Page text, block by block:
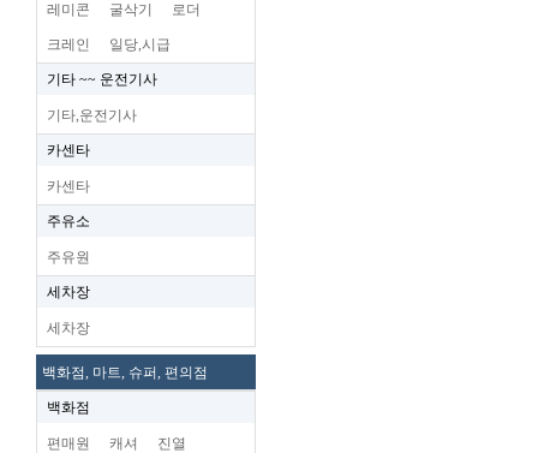
레미콘 굴삭기 로더
크레인 일당,시급
기타 ~~ 운전기사
기타,운전기사
카센타
카센타
주유소
주유원
세차장
세차장
백화점, 마트, 슈퍼, 편의점
백화점
편매원 캐셔 진열